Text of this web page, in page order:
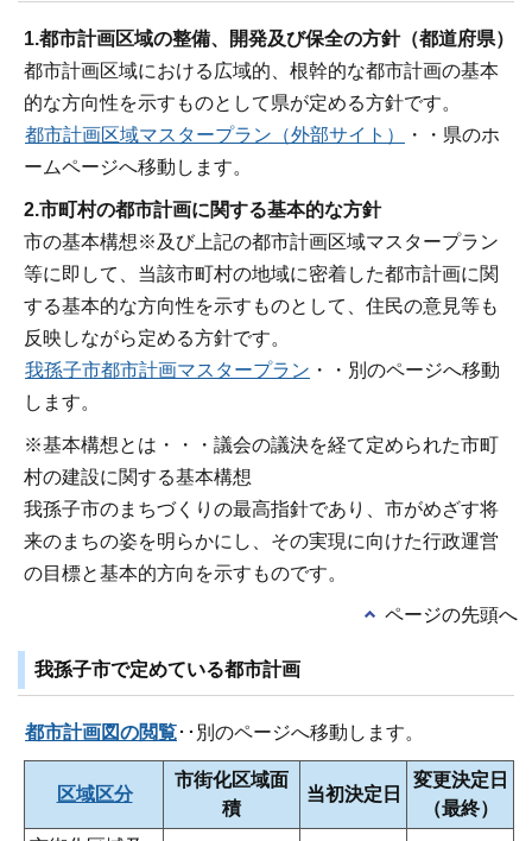
1.都市計画区域の整備、開発及び保全の方針（都道府県）
都市計画区域における広域的、根幹的な都市計画の基本
的な方向性を示すものとして県が定める方針です。
都市計画区域マスタープラン（外部サイト）
・・県のホ
ームページへ移動します。
2.市町村の都市計画に関する基本的な方針
市の基本構想※及び上記の都市計画区域マスタープラン
等に即して、当該市町村の地域に密着した都市計画に関
する基本的な方向性を示すものとして、住民の意見等も
反映しながら定める方針です。
我孫子市都市計画マスタープラン ・・別のページへ移動
します。
※基本構想とは・・・議会の議決を経て定められた市町
村の建設に関する基本構想
我孫子市のまちづくりの最高指針であり、市がめざす将
来のまちの姿を明らかにし、その実現に向けた行政運営
の目標と基本的方向を示すものです。
ページの先頭へ
我孫子市で定めている都市計画
都市計画図の閲覧･･別のページへ移動します。
区域区分
市街化区域面
積
当初決定日
変更決定日
（最終）